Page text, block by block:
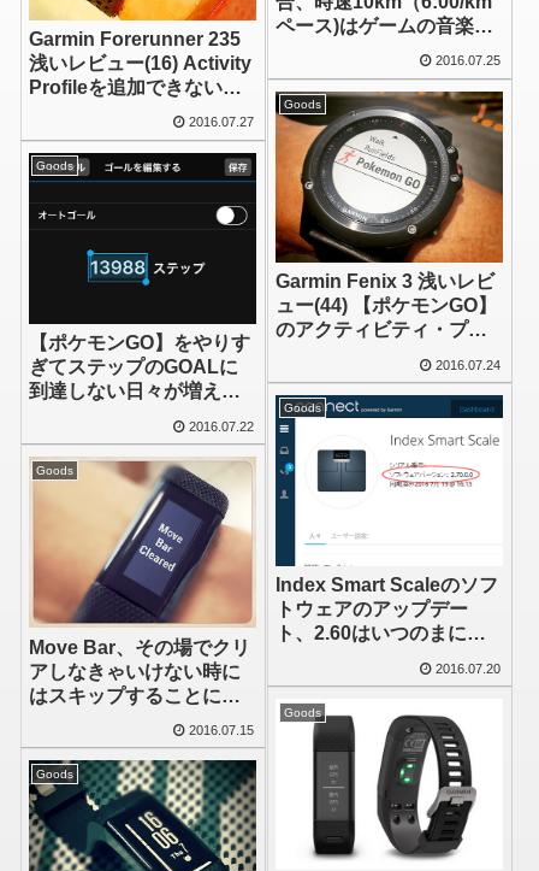
Garmin Forerunner 235
浅いレビュー(16) Activity
Profileを追加できないの
でOtherを使ってポケモン
GＯの「ふかリミッター」
を設定した
2016.07.27
ペース)はゲームの音楽に
合わせてケイデンス176～
180ぐらい
2016.07.25
Goods
Garmin Fenix 3 浅いレビ
ュー(44) 【ポケモンGO】
のアクティビティ・プロ
2016.07.24
Goods
【ポケモンGO】をやりす
ぎてステップのGOALに
到達しない日々が増えて
くなった場合(追記あり)
2016.07.22
Goods
Index Smart Scaleのソフ
トウェアのアップデー
ト、2.60はいつのまに
か、2.70はそうはいかな
かった
2016.07.20
Goods
Move Bar、その場でクリ
アしなきゃいけない時に
はスキップすることにし
2016.07.15
Goods
Goods